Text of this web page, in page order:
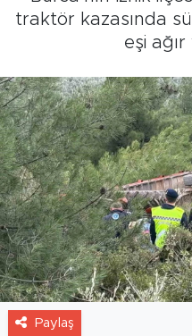
traktör kazasında
eşi
Paylaş